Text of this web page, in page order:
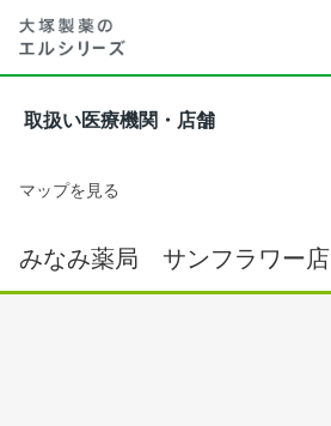
取扱い医療機関・店舗
マップを見る
みなみ薬局 サンフラワー店